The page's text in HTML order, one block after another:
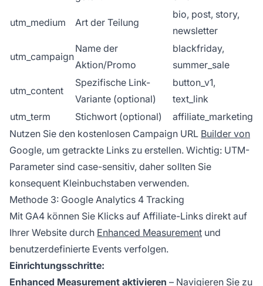
utm_medium Art der Teilung
bio, post, story,
newsletter
utm_campaign
Name der
Aktion/Promo
blackfriday,
summer_sale
utm_content
Spezifische Link-
Variante (optional)
button_v1,
text_link
utm_term
Stichwort (optional)
affiliate_marketing
Nutzen Sie den kostenlosen Campaign URL Builder von
Google, um getrackte Links zu erstellen. Wichtig: UTM-
Parameter sind case-sensitiv, daher sollten Sie
konsequent Kleinbuchstaben verwenden.
Methode 3: Google Analytics 4 Tracking
Mit GA4 können Sie Klicks auf Affiliate-Links direkt auf
Ihrer Website durch Enhanced Measurement und
benutzerdefinierte Events verfolgen.
Einrichtungsschritte:
Enhanced Measurement aktivieren – Navigieren Sie zu